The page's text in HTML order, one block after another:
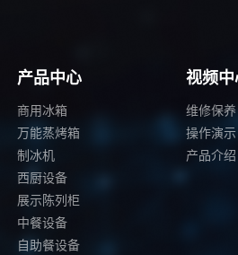
产品中心
商用冰箱
万能蒸烤箱
制冰机
西厨设备
展示陈列柜
中餐设备
自助餐设备
视频中
维修保养
操作演示
产品介绍